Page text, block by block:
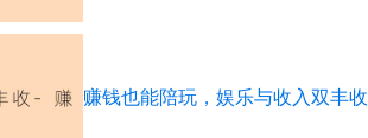
赚钱也能陪玩，娱乐与收入双丰收